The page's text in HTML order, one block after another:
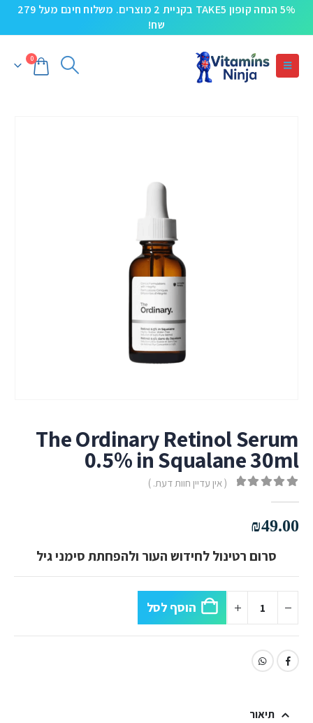
5% הנחה קופון TAKE5 בקניית 2 מוצרים. משלוח חינם מעל 279
שח!
0
The Ordinary Retinol Serum
0.5% in Squalane 30ml
( אין עדיין חוות דעת. )
₪49.00
סרום רטינול לחידוש העור ולהפחתת סימני גיל
הוסף לסל
תיאור